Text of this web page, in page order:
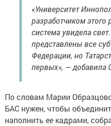
«Университет
разработчиком этого
система увидела
представлены все
Федерации, но
первых», — добавила
По словам Марии
БАС нужен, чтобы
наполнить ее кадрами,